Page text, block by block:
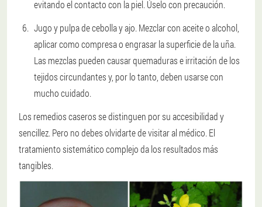
evitando el contacto con la piel. Úselo con precaución.
Jugo y pulpa de cebolla y ajo. Mezclar con aceite o alcohol,
aplicar como compresa o engrasar la superficie de la uña.
Las mezclas pueden causar quemaduras e irritación de los
tejidos circundantes y, por lo tanto, deben usarse con
mucho cuidado.
Los remedios caseros se distinguen por su accesibilidad y
sencillez. Pero no debes olvidarte de visitar al médico. El
tratamiento sistemático complejo da los resultados más
tangibles.